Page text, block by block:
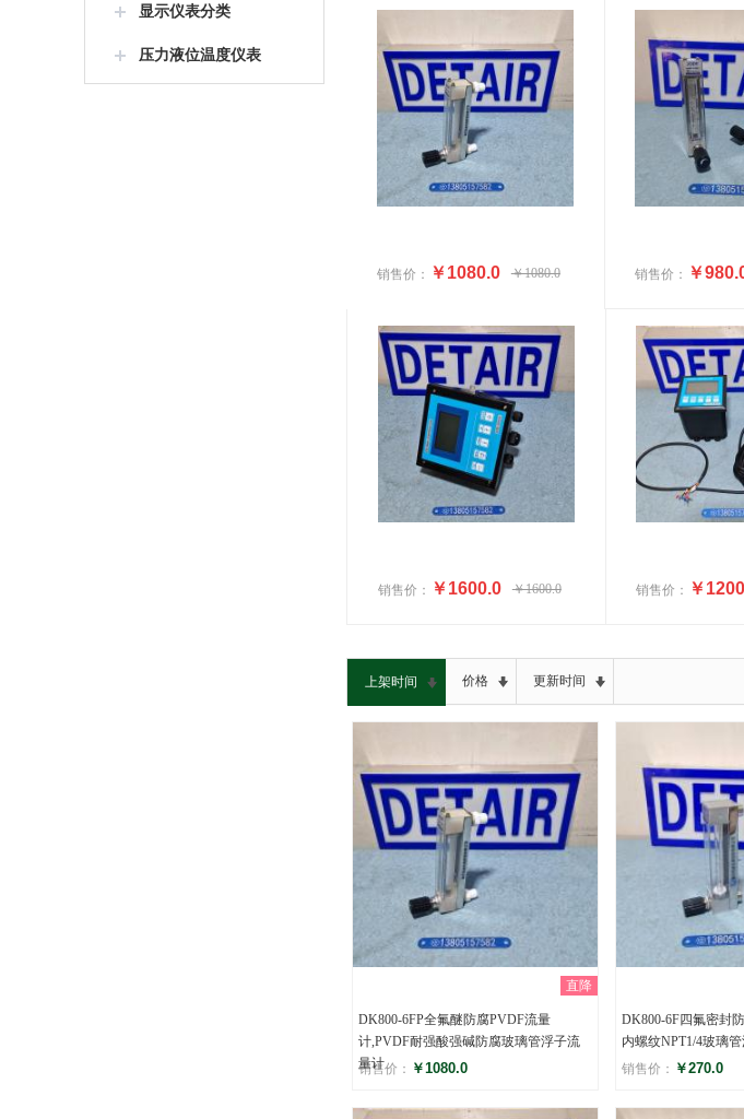
显示仪表分类
压力液位温度仪表
销售价： ￥1080.0 ￥1080.0 销售价： ￥
销售价： ￥1600.0 ￥1600.0 销售价： ￥
上架时间 价格 更新时间
直降
DK800-6FP全氟醚防腐PVDF流量
计,PVDF耐强酸强碱防腐玻璃管浮子流
量计
销售价： ￥1080.0
评分
DK800-6F四氟密封
内螺纹NPT1/4玻璃
销售价： ￥270.0
评分